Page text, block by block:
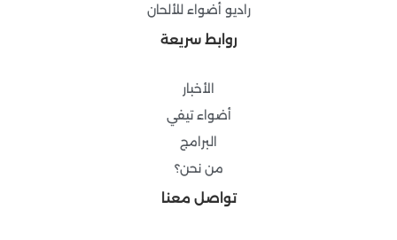
راديو أضواء للألحان
روابط سريعة
الأخبار
أضواء تيفي
البرامج
من نحن؟
تواصل معنا